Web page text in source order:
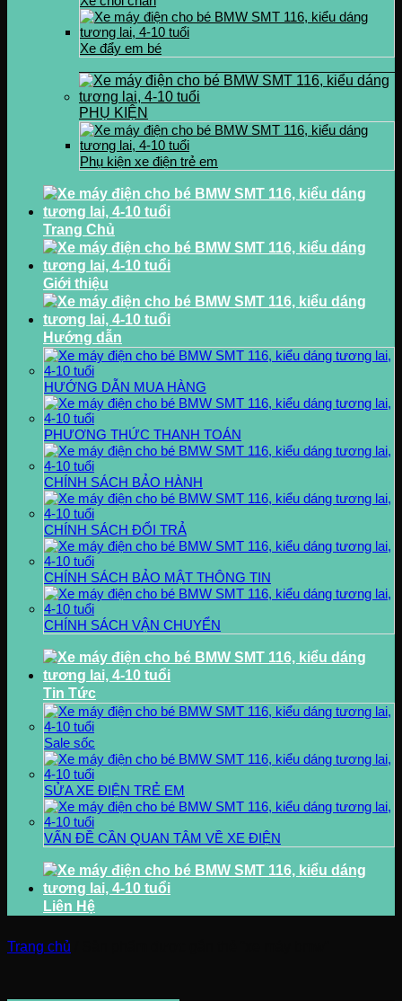
Xe đẩy em bé
PHỤ KIỆN
Phụ kiện xe điện trẻ em
Trang Chủ
Giới thiệu
Hướng dẫn
HƯỚNG DẪN MUA HÀNG
PHƯƠNG THỨC THANH TOÁN
CHÍNH SÁCH BẢO HÀNH
CHÍNH SÁCH ĐỔI TRẢ
CHÍNH SÁCH BẢO MẬT THÔNG TIN
CHÍNH SÁCH VẬN CHUYỂN
Tin Tức
Sale sốc
SỬA XE ĐIỆN TRẺ EM
VẤN ĐỀ CẦN QUAN TÂM VỀ XE ĐIỆN
Liên Hệ
Trang chủ